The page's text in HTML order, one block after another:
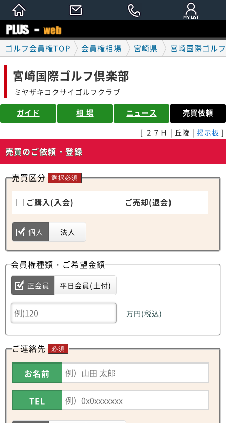
ゴルフ会員権TOP 会員権相場 宮崎県 宮崎国際ゴル
宮崎国際ゴルフ倶楽部
ミヤザキコクサイゴルフクラブ
ガイド 相 場 ニュース 売買依頼
[ ２７Ｈ | 丘陵 | 掲示板 ]
売買のご依頼・登録
売買区分 選択必須
ご購入(入会) ご売却(退会)
個人 法人
会員権種類・ご希望金額
正会員 平日会員(土付)
万円(税込)
ご連絡先 必須
お名前
TEL